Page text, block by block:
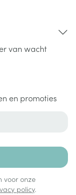
van wacht
en promoties
voor onze
policy.